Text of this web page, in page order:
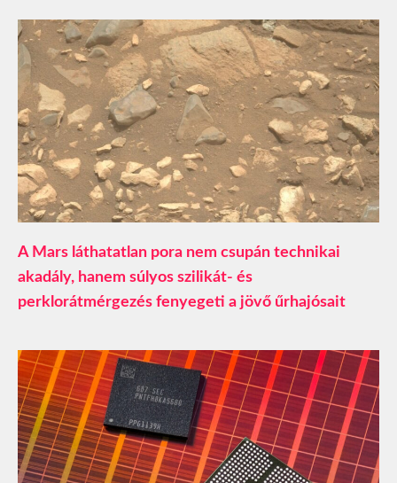
A Mars láthatatlan pora nem csupán technikai
akadály, hanem súlyos szilikát- és
perklorátmérgezés fenyegeti a jövő űrhajósait